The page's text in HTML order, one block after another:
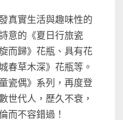
真實生活與趣味性的
意的《夏日行旅瓷
而歸》花瓶、具有花
春草木深》花瓶等。
瓷偶》系列，再度登
世代人，歷久不衰，
而不容錯過！